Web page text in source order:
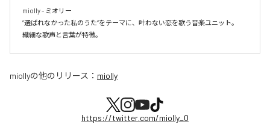
miolly - ミオリー
”選ばれなかった私のうた”をテーマに、叶わない恋を歌う音楽ユニット。
miollyの他のリリース： miolly
https://twitter.com/miolly_0